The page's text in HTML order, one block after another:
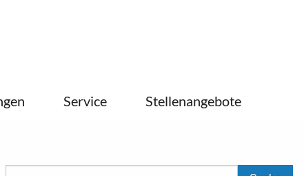
Service Stellenangebote